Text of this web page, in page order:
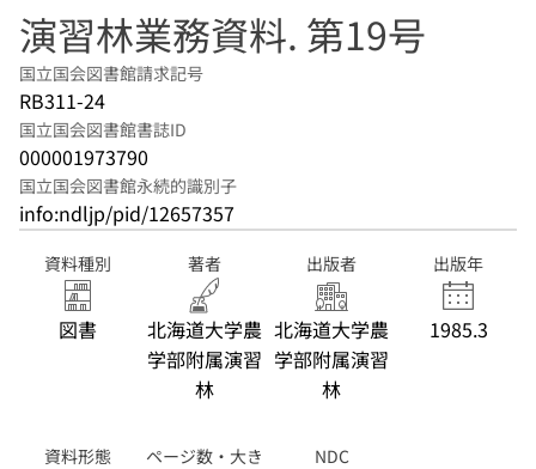
演習林業務資料. 第19号
国立国会図書館請求記号
RB311-24
国立国会図書館書誌ID
000001973790
国立国会図書館永続的識別子
info:ndljp/pid/12657357
資料種別
図書
著者
北海道大学農
学部附属演習
林
出版者
北海道大学農
学部附属演習
林
出版年
1985.3
資料形態
ページ数・大き
NDC